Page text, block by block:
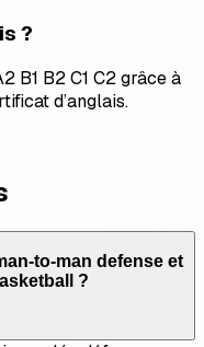
?
B1 B2 C1 C2 grâce à
d’anglais.
to-man defense et
?